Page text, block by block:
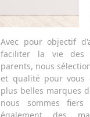
Avec pour objectif
faciliter la vie des
parents, nous
et qualité pour vous
plus belles marques
nous sommes